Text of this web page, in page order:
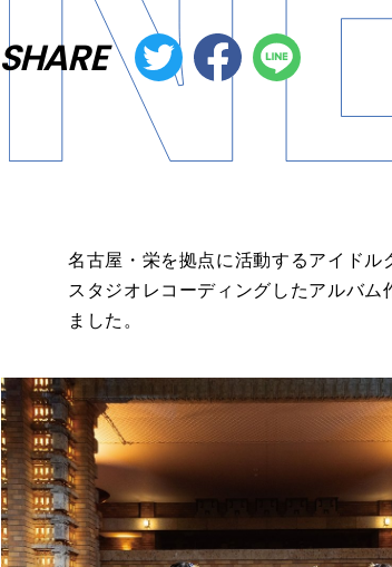
SHARE
名古屋・栄を拠点に活動するアイド
スタジオレコーディングしたアルバ
ました。